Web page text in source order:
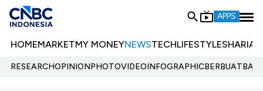
APPS
HOMEMARKETMY MONEYNEWSTECHLIFESTYLESHARIA
RESEARCHOPINIONPHOTOVIDEOINFOGRAPHIC